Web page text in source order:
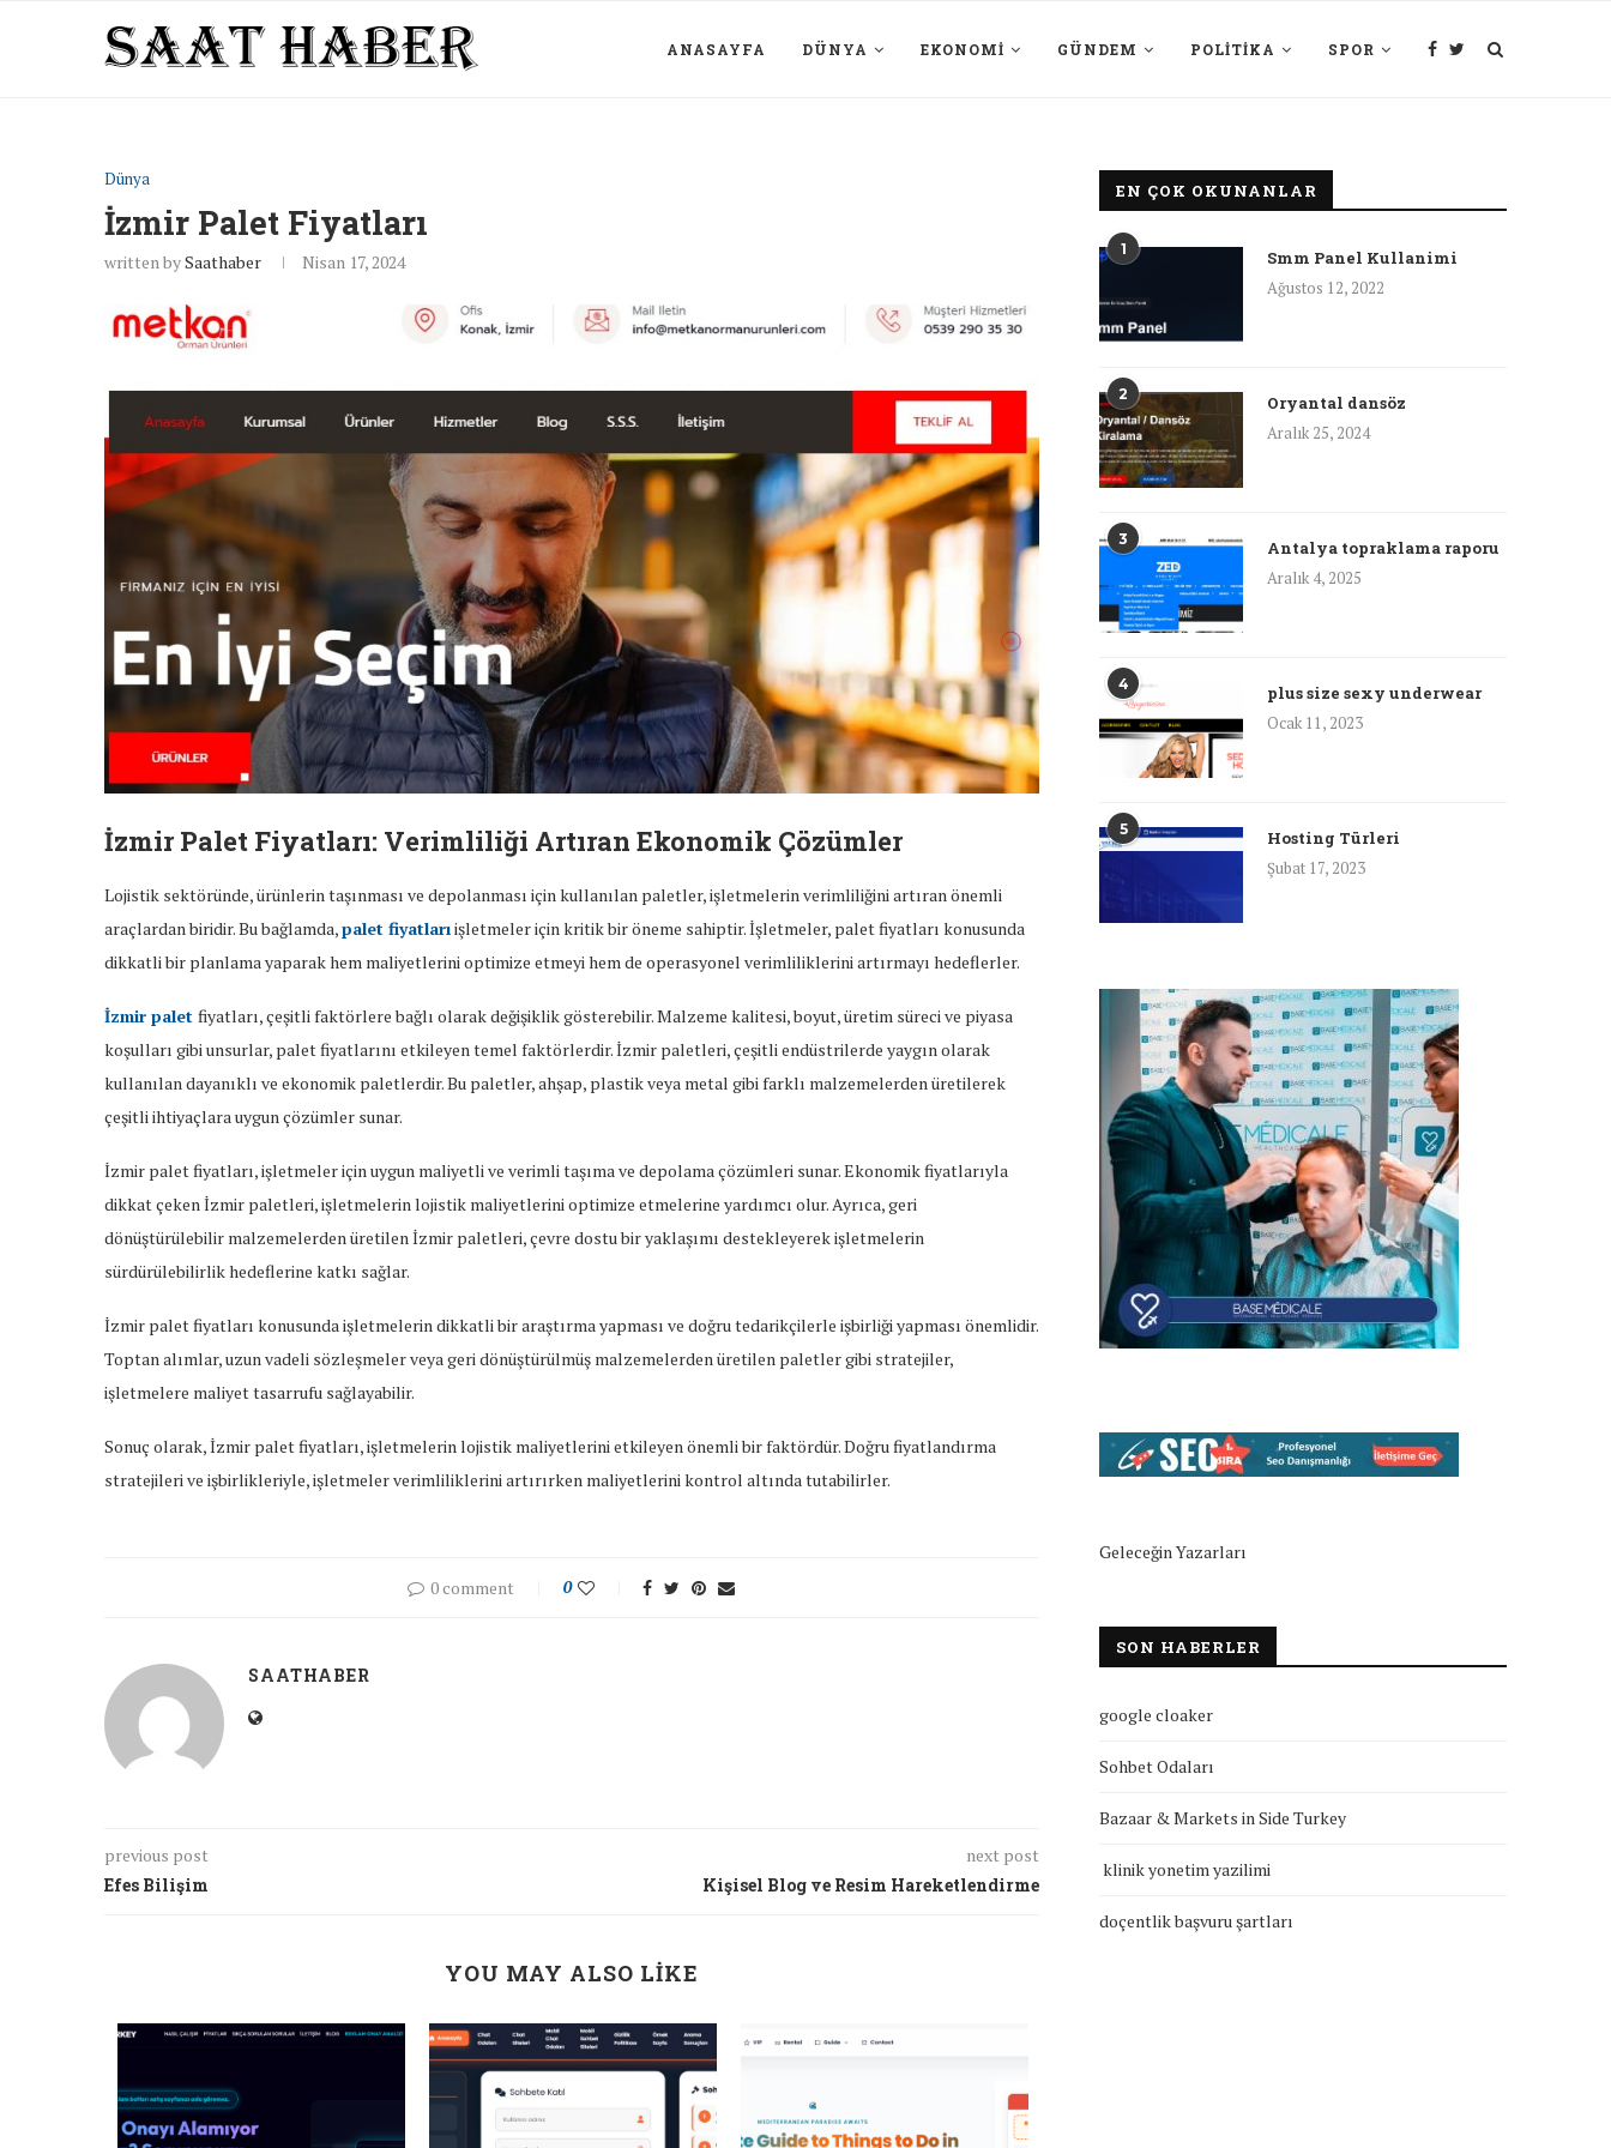
ANASAYFA DÜNYA EKONOMI GÜNDEM POLITIKA SPOR
Dünya
İzmir Palet Fiyatları
written bySaathaber Nisan 17, 2024
İzmir Palet Fiyatları: Verimliliği Artıran Ekonomik Çözümler
Lojistik sektöründe, ürünlerin taşınması ve depolanması için kullanılan paletler, işletmelerin verimliliğini artıran önemli
araçlardan biridir. Bu bağlamda,palet fiyatlarıişletmeler için kritik bir öneme sahiptir. İşletmeler, palet fiyatları konusunda
dikkatli bir planlama yaparak hem maliyetlerini optimize etmeyi hem de operasyonel verimliliklerini artırmayı hedeflerler.
İzmir palet fiyatları, çeşitli faktörlere bağlı olarak değişiklik gösterebilir. Malzeme kalitesi, boyut, üretim süreci ve piyasa
koşulları gibi unsurlar, palet fiyatlarını etkileyen temel faktörlerdir. İzmir paletleri, çeşitli endüstrilerde yaygın olarak
kullanılan dayanıklı ve ekonomik paletlerdir. Bu paletler, ahşap, plastik veya metal gibi farklı malzemelerden üretilerek
çeşitli ihtiyaçlara uygun çözümler sunar.
İzmir palet fiyatları, işletmeler için uygun maliyetli ve verimli taşıma ve depolama çözümleri sunar. Ekonomik fiyatlarıyla
dikkat çeken İzmir paletleri, işletmelerin lojistik maliyetlerini optimize etmelerine yardımcı olur. Ayrıca, geri
dönüştürülebilir malzemelerden üretilen İzmir paletleri, çevre dostu bir yaklaşımı destekleyerek işletmelerin
sürdürülebilirlik hedeflerine katkı sağlar.
İzmir palet fiyatları konusunda işletmelerin dikkatli bir araştırma yapması ve doğru tedarikçilerle işbirliği yapması önemlidir.
Toptan alımlar, uzun vadeli sözleşmeler veya geri dönüştürülmüş malzemelerden üretilen paletler gibi stratejiler,
işletmelere maliyet tasarrufu sağlayabilir.
Sonuç olarak, İzmir palet fiyatları, işletmelerin lojistik maliyetlerini etkileyen önemli bir faktördür. Doğru fiyatlandırma
stratejileri ve işbirlikleriyle, işletmeler verimliliklerini artırırken maliyetlerini kontrol altında tutabilirler.
0 comment 0
SAATHABER
previous post
Efes Bilişim
next post
Kişisel Blog ve Resim Hareketlendirme
YOU MAY ALSO LIKE
EN ÇOK OKUNANLAR
1
Smm Panel Kullanimi
Ağustos 12, 2022
2
Oryantal dansöz
Aralık 25, 2024
3
Antalya topraklama raporu
Aralık 4, 2025
4
plus size sexy underwear
Ocak 11, 2023
5
Hosting Türleri
Şubat 17, 2023
Geleceğin Yazarları
SON HABERLER
google cloaker
Sohbet Odaları
Bazaar & Markets in Side Turkey
klinik yonetim yazilimi
doçentlik başvuru şartları